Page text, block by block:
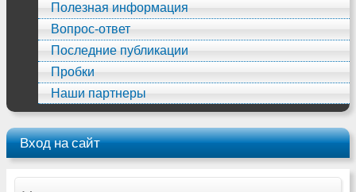
Полезная информация
Вопрос-ответ
Последние публикации
Пробки
Наши партнеры
Вход на сайт